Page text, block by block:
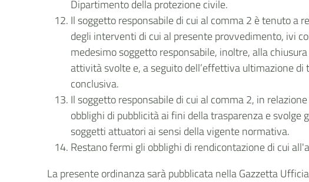
Dipartimento della protezione civile.
Il soggetto responsabile di cui al comma 2 è tenuto a
degli interventi di cui al presente provvedimento, ivi
medesimo soggetto responsabile, inoltre, alla
attività svolte e, a seguito dell’effettiva ultimazione
conclusiva.
Il soggetto responsabile di cui al comma 2, in
obblighi di pubblicità ai fini della trasparenza e
soggetti attuatori ai sensi della vigente normativa.
Restano fermi gli obblighi di rendicontazione di cui
La presente ordinanza sarà pubblicata nella Gazzetta